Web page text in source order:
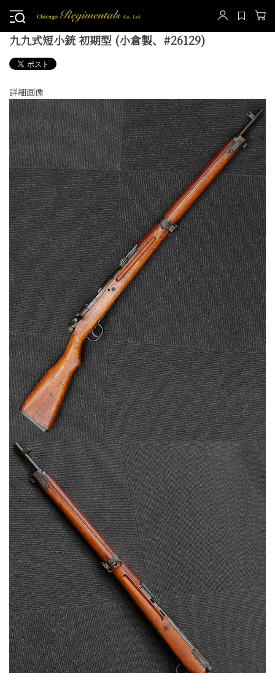
九九式短小銃 初期型 (小倉製、#26129)
詳細画像